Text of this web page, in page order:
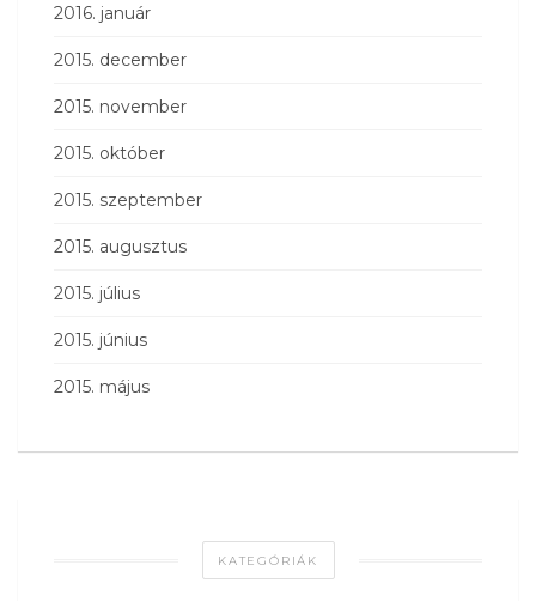
2016. január
2015. december
2015. november
2015. október
2015. szeptember
2015. augusztus
2015. július
2015. június
2015. május
KATEGÓRIÁK